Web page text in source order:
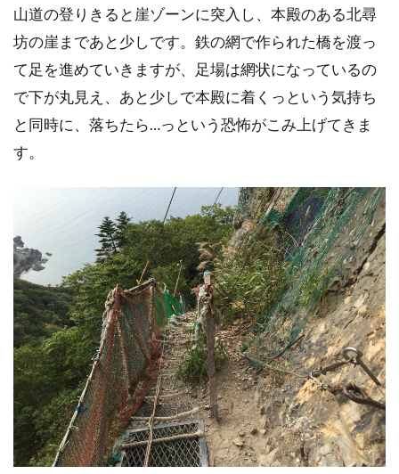
山道の登りきると崖ゾーンに突入し、本殿のある北尋
坊の崖まであと少しです。鉄の網で作られた橋を渡っ
て足を進めていきますが、足場は網状になっているの
で下が丸見え、あと少しで本殿に着くっという気持ち
と同時に、落ちたら…っという恐怖がこみ上げてきま
す。